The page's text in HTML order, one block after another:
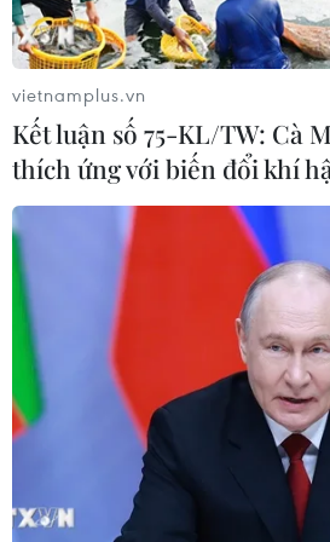
Walt Disney đồng ý bán 50% cổ
với giá 1,2 tỷ USD
VNPT-VRG và cái “bắt tay”
lược của để xây mô hình khu
nghiệp công nghệ số
05/08/2026 02:59
VIB ra mắt One Card, mở ra
tiến mới về thẻ tín dụng
05/08/2026 01:48
Doanh thu của Apple tại Ấn Độ
vietnamplus.vn
Kết luận số 75-KL/TW: Cà
thích ứng với biến đổi khí